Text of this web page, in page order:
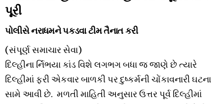
પૂરી
પોલીસે નરાધમને પકડવા ટીમ તૈનાત કરી
(સંપૂર્ણ સમાચાર સેવા)
દિલ્હીના ર્નિભયા કાંડ વિશે લગભગ બધા જ જાણે છે ત્યારે
દિલ્હીમાં ફરી એકવાર બાળકી પર દુષ્કર્મની ચોંકાવનારી ઘટના
સામે આવી છે. મળતી માહિતી અનુસાર ઉત્તર પૂર્વ દિલ્હીમાં